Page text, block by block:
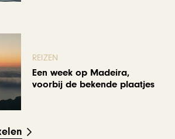
REIZEN
Een week op Madeira,
voorbij de bekende plaatjes